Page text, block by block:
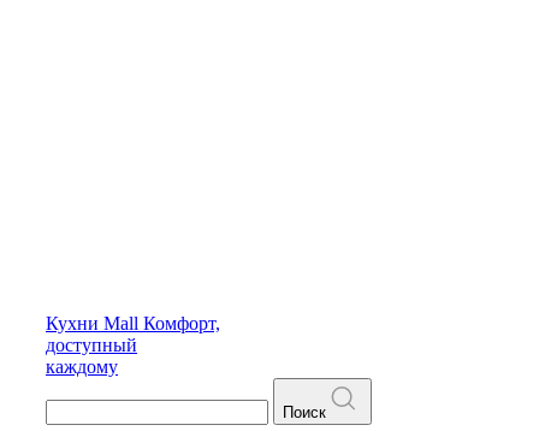
Кухни Mall Комфорт,
доступный
каждому
Поиск